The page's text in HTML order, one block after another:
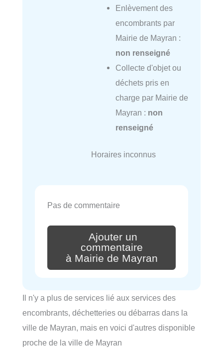
Enlèvement des
encombrants par
Mairie de Mayran :
non renseigné
Collecte d'objet ou
déchets pris en
charge par Mairie de
Mayran : non
renseigné
Horaires inconnus
Pas de commentaire
Ajouter un
commentaire
à Mairie de Mayran
Il n'y a plus de services lié aux services des
encombrants, déchetteries ou débarras dans la
ville de Mayran, mais en voici d'autres disponible
proche de la ville de Mayran